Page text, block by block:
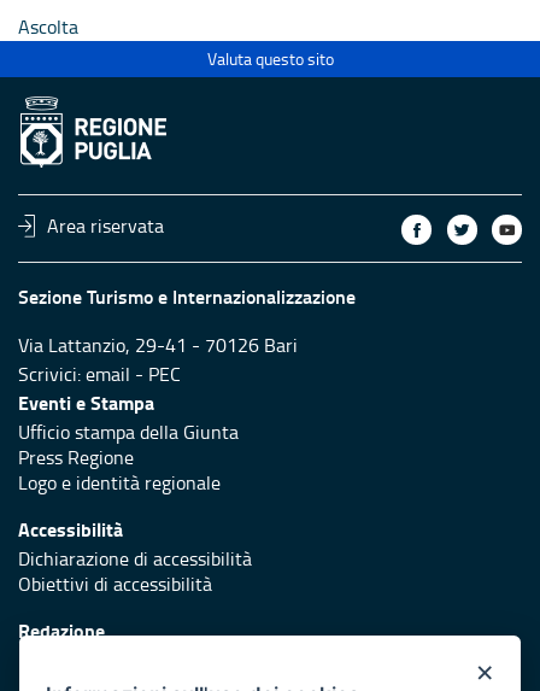
Ascolta
Valuta questo sito
Area riservata
Sezione Turismo e Internazionalizzazione
Via Lattanzio, 29-41 - 70126 Bari
Scrivici:email - PEC
Eventi e Stampa
Ufficio stampa della Giunta
Press Regione
Logo e identità regionale
Accessibilità
Dichiarazione di accessibilità
Obiettivi di accessibilità
Redazione
×